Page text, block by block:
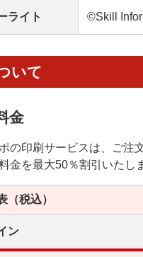
ライト ©Skill
いて
金
の印刷サービスは、ご注
金を最大50％割引いたし
（税込）
ン